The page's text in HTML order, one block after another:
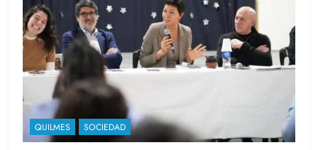
QUILMES SOCIEDAD